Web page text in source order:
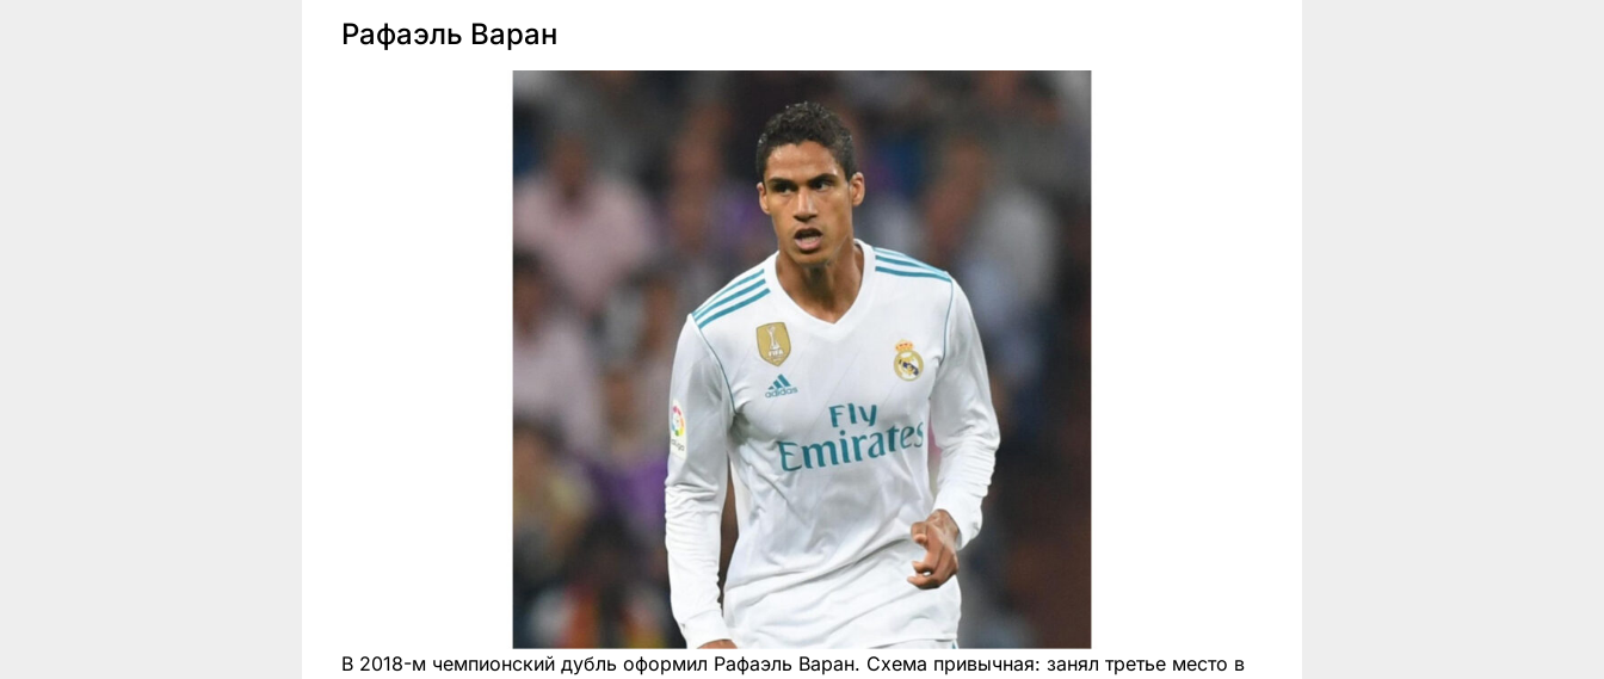
Рафаэль Варан
В 2018-м чемпионский дубль оформил Рафаэль Варан. Схема привычная: занял третье место в